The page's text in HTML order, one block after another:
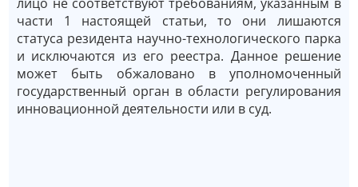
части 1 настоящей статьи, то они лишаются
статуса резидента научно-технологического парка
и исключаются из его реестра. Данное решение
может быть обжаловано в уполномоченный
государственный орган в области регулирования
инновационной деятельности или в суд.